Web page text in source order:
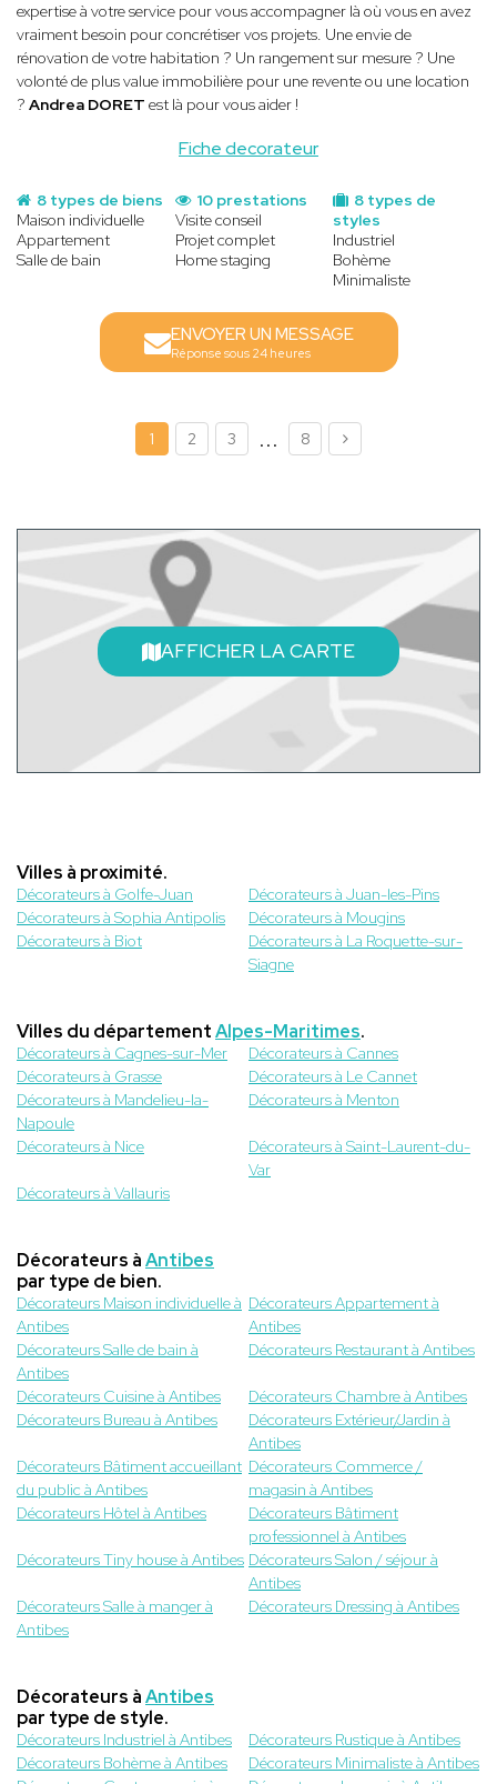
Fiche decorateur
expertise à votre service pour vous accompagner là où vous en avez
vraiment besoin pour concrétiser vos projets. Une envie de
rénovation de votre habitation ? Un rangement sur mesure ? Une
volonté de plus value immobilière pour une revente ou une location
? Andrea DORET est là pour vous aider !
8 types de biens
Maison individuelle
Appartement
Salle de bain
8 types de
styles
Industriel
Bohème
Minimaliste
10 prestations
Visite conseil
Projet complet
Home staging
ENVOYER UN MESSAGE
Réponse sous 24 heures
1 2 3 ... 8
AFFICHER LA CARTE
Villes à proximité.
Décorateurs à Golfe-Juan
Décorateurs à Juan-les-Pins
Décorateurs à Sophia Antipolis
Décorateurs à Mougins
Décorateurs à Biot
Décorateurs à La Roquette-sur-
Siagne
Villes du départementAlpes-Maritimes.
Décorateurs à Cagnes-sur-Mer
Décorateurs à Cannes
Décorateurs à Grasse
Décorateurs à Le Cannet
Décorateurs à Mandelieu-la-
Napoule
Décorateurs à Menton
Décorateurs à Nice
Décorateurs à Saint-Laurent-du-
Var
Décorateurs à Vallauris
Décorateurs àAntibes
par type de bien.
Décorateurs Maison individuelle à
Antibes
Décorateurs Appartement à
Antibes
Décorateurs Salle de bain à
Antibes
Décorateurs Restaurant à Antibes
Décorateurs Cuisine à Antibes
Décorateurs Chambre à Antibes
Décorateurs Bureau à Antibes
Décorateurs Extérieur/Jardin à
Antibes
Décorateurs Bâtiment accueillant
du public à Antibes
Décorateurs Commerce /
magasin à Antibes
Décorateurs Hôtel à Antibes
Décorateurs Bâtiment
professionnel à Antibes
Décorateurs Tiny house à Antibes Décorateurs Salon / séjour à
Antibes
Décorateurs Salle à manger à
Antibes
Décorateurs Dressing à Antibes
Décorateurs àAntibes
par type de style.
Décorateurs Industriel à Antibes
Décorateurs Rustique à Antibes
Décorateurs Bohème à Antibes
Décorateurs Minimaliste à Antibes